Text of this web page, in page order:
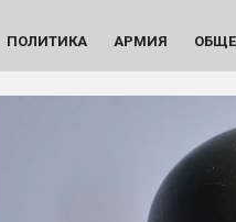
ПОЛИТИКА АРМИЯ